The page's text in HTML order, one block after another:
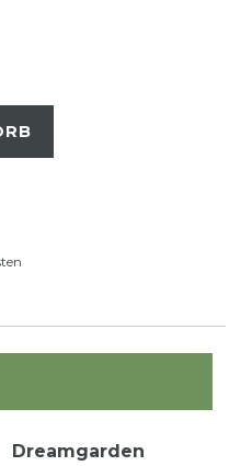
Dreamgarden